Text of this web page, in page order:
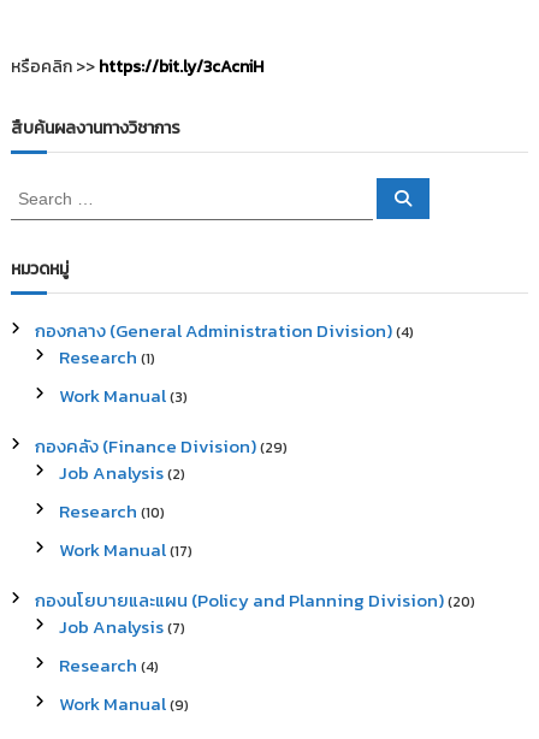
มู
ง
า
น
วิ
ย
หรือคลิก >>https://bit.ly/3cAcniH
สืบค้นผลงานทางวิชาการ
e
r
c
f
S
หมวดหมู่
กองกลาง (General Administration Division)(4)
Research (1)
Work Manual(3)
กองคลัง (Finance Division)(29)
Job Analysis(2)
Research (10)
Work Manual(17)
กองนโยบายและแผน (Policy and Planning Division)(20)
Job Analysis(7)
Research (4)
Work Manual(9)